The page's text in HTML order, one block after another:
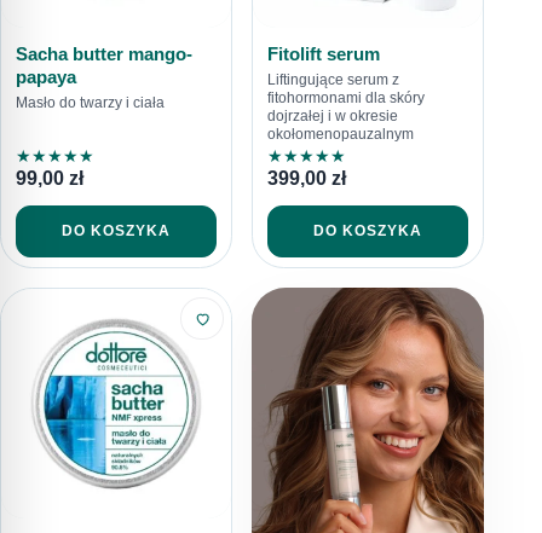
Sacha butter mango-
papaya
Masło do twarzy i ciała
★★★★★
99,00 zł
DO KOSZYKA
Fitolift serum
Liftingujące serum z
fitohormonami dla skóry
dojrzałej i w okresie
okołomenopauzalnym
★★★★★
399,00 zł
DO KOSZYKA